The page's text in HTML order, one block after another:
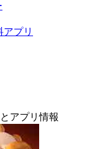
プリ
アプリ情報